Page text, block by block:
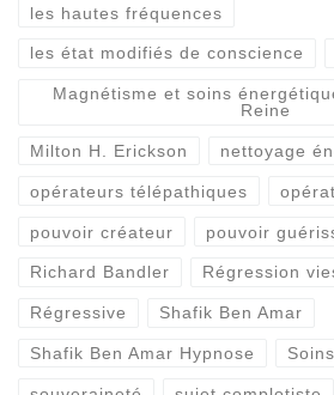
les hautes fréquences
les état modifiés de conscience
Magnétisme et soins
Reine
Milton H. Erickson nettoyage
opérateurs télépathiques
pouvoir créateur pouvoir
Richard Bandler Régression
Régressive Shafik Ben Amar
Shafik Ben Amar Hypnose